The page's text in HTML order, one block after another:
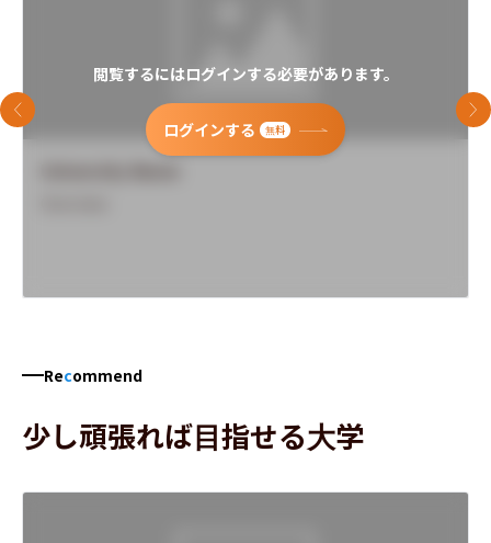
閲覧するにはログインする必要があります。
ログインする 無料
前のスライド 次
Recommend
少し頑張れば目指せる大学